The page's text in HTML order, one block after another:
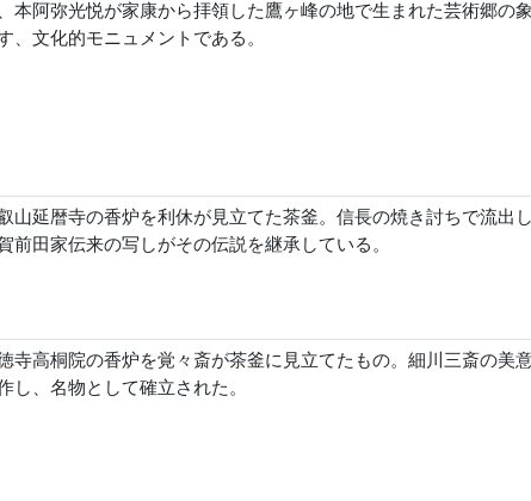
本阿弥光悦が家康から拝領した鷹ヶ峰の地で生まれた芸術郷
、文化的モニュメントである。
山延暦寺の香炉を利休が見立てた茶釜。信長の焼き討ちで流出
前田家伝来の写しがその伝説を継承している。
寺高桐院の香炉を覚々斎が茶釜に見立てたもの。細川三斎の美
し、名物として確立された。